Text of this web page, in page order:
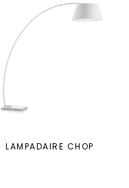
LAMPADAIRE CHOP